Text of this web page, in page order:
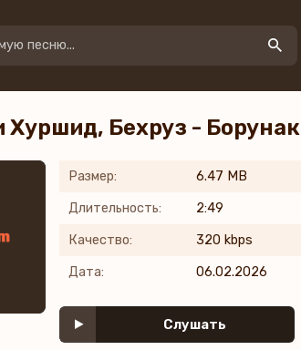
Хуршид, Бехруз - Борунак
Размер: 6.47 MB
Длительность: 2:49
Качество: 320 kbps
Дата: 06.02.2026
Слушать